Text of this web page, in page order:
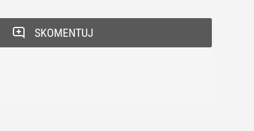
SKOMENTUJ